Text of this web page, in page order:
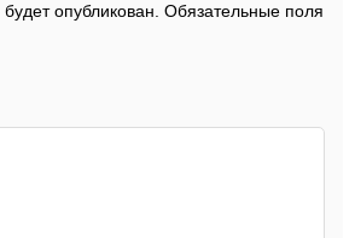
опубликован. Обязательные поля